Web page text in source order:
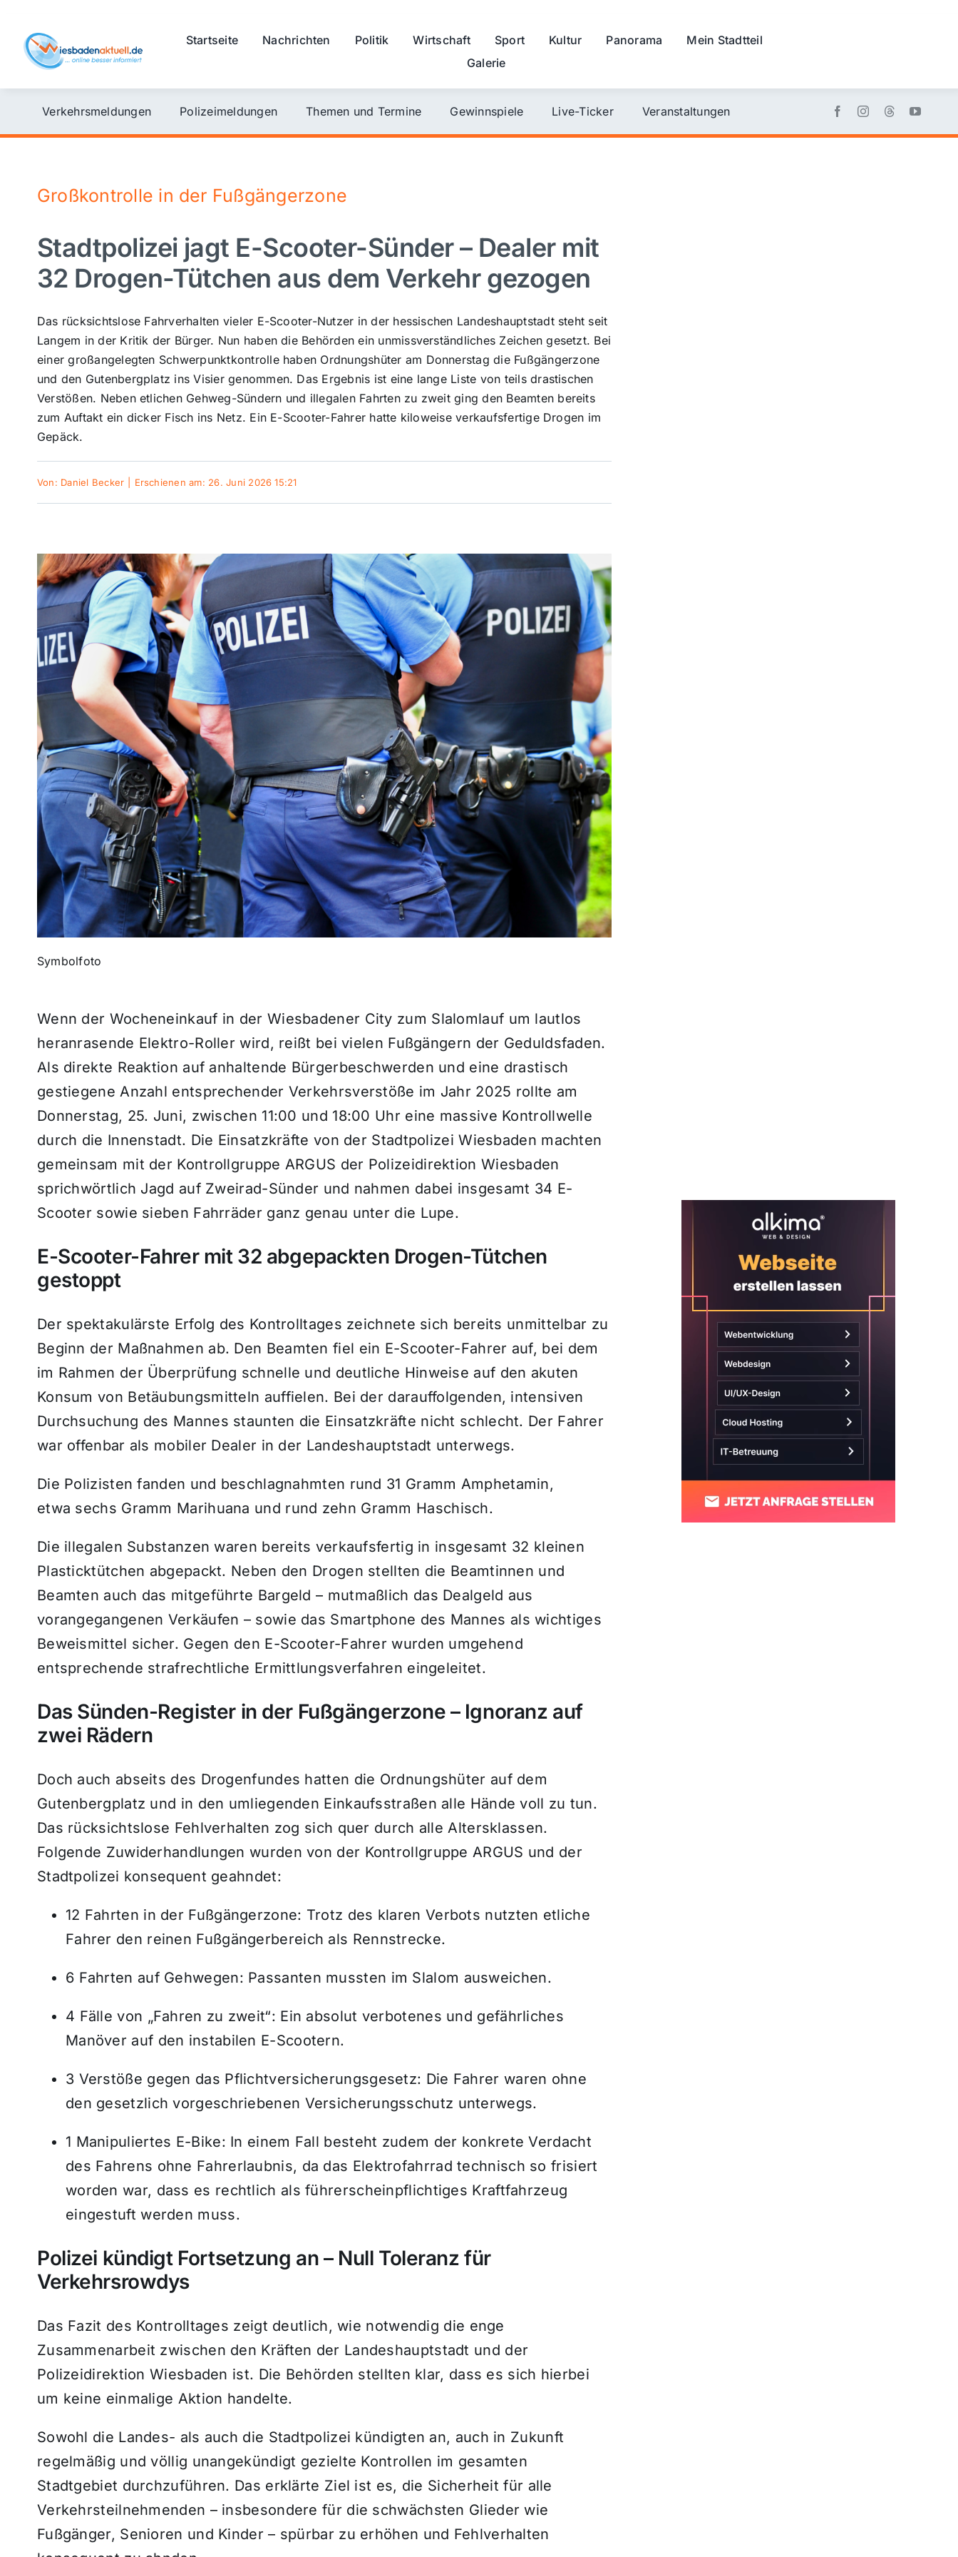
content
Startseite Nachrichten Politik Wirtschaft Sport Kultur Panorama
Mein Stadtteil
Galerie
Verkehrsmeldungen Polizeimeldungen Themen und Termine Gewinnspiele Live-Ticker Veranstaltungen
Großkontrolle in der Fußgängerzone
Stadtpolizei jagt E-Scooter-Sünder – Dealer mit
32 Drogen-Tütchen aus dem Verkehr gezogen
Das rücksichtslose Fahrverhalten vieler E-Scooter-Nutzer in der hessischen Landeshauptstadt steht seit
Langem in der Kritik der Bürger. Nun haben die Behörden ein unmissverständliches Zeichen gesetzt. Bei
einer großangelegten Schwerpunktkontrolle haben Ordnungshüter am Donnerstag die Fußgängerzone
und den Gutenbergplatz ins Visier genommen. Das Ergebnis ist eine lange Liste von teils drastischen
Verstößen. Neben etlichen Gehweg-Sündern und illegalen Fahrten zu zweit ging den Beamten bereits
zum Auftakt ein dicker Fisch ins Netz. Ein E-Scooter-Fahrer hatte kiloweise verkaufsfertige Drogen im
Gepäck.
Von: Daniel Becker Erschienen am: 26. Juni 2026 15:21
Symbolfoto
Wenn der Wocheneinkauf in der Wiesbadener City zum Slalomlauf um lautlos
heranrasende Elektro-Roller wird, reißt bei vielen Fußgängern der Geduldsfaden.
Als direkte Reaktion auf anhaltende Bürgerbeschwerden und eine drastisch
gestiegene Anzahl entsprechender Verkehrsverstöße im Jahr 2025 rollte am
Donnerstag, 25. Juni, zwischen 11:00 und 18:00 Uhr eine massive Kontrollwelle
durch die Innenstadt. Die Einsatzkräfte von der Stadtpolizei Wiesbaden machten
gemeinsam mit der Kontrollgruppe ARGUS der Polizeidirektion Wiesbaden
sprichwörtlich Jagd auf Zweirad-Sünder und nahmen dabei insgesamt 34 E-
Scooter sowie sieben Fahrräder ganz genau unter die Lupe.
E-Scooter-Fahrer mit 32 abgepackten Drogen-Tütchen
gestoppt
Der spektakulärste Erfolg des Kontrolltages zeichnete sich bereits unmittelbar zu
Beginn der Maßnahmen ab. Den Beamten fiel ein E-Scooter-Fahrer auf, bei dem
im Rahmen der Überprüfung schnelle und deutliche Hinweise auf den akuten
Konsum von Betäubungsmitteln auffielen. Bei der darauffolgenden, intensiven
Durchsuchung des Mannes staunten die Einsatzkräfte nicht schlecht. Der Fahrer
war offenbar als mobiler Dealer in der Landeshauptstadt unterwegs.
Die Polizisten fanden und beschlagnahmten rund 31 Gramm Amphetamin,
etwa sechs Gramm Marihuana und rund zehn Gramm Haschisch.
Die illegalen Substanzen waren bereits verkaufsfertig in insgesamt 32 kleinen
Plasticktütchen abgepackt. Neben den Drogen stellten die Beamtinnen und
Beamten auch das mitgeführte Bargeld – mutmaßlich das Dealgeld aus
vorangegangenen Verkäufen – sowie das Smartphone des Mannes als wichtiges
Beweismittel sicher. Gegen den E-Scooter-Fahrer wurden umgehend
entsprechende strafrechtliche Ermittlungsverfahren eingeleitet.
Das Sünden-Register in der Fußgängerzone – Ignoranz auf
zwei Rädern
Doch auch abseits des Drogenfundes hatten die Ordnungshüter auf dem
Gutenbergplatz und in den umliegenden Einkaufsstraßen alle Hände voll zu tun.
Das rücksichtslose Fehlverhalten zog sich quer durch alle Altersklassen.
Folgende Zuwiderhandlungen wurden von der Kontrollgruppe ARGUS und der
Stadtpolizei konsequent geahndet:
12 Fahrten in der Fußgängerzone: Trotz des klaren Verbots nutzten etliche
Fahrer den reinen Fußgängerbereich als Rennstrecke.
6 Fahrten auf Gehwegen: Passanten mussten im Slalom ausweichen.
4 Fälle von „Fahren zu zweit“: Ein absolut verbotenes und gefährliches
Manöver auf den instabilen E-Scootern.
3 Verstöße gegen das Pflichtversicherungsgesetz: Die Fahrer waren ohne
den gesetzlich vorgeschriebenen Versicherungsschutz unterwegs.
1 Manipuliertes E-Bike: In einem Fall besteht zudem der konkrete Verdacht
des Fahrens ohne Fahrerlaubnis, da das Elektrofahrrad technisch so frisiert
worden war, dass es rechtlich als führerscheinpflichtiges Kraftfahrzeug
eingestuft werden muss.
Polizei kündigt Fortsetzung an – Null Toleranz für
Verkehrsrowdys
Das Fazit des Kontrolltages zeigt deutlich, wie notwendig die enge
Zusammenarbeit zwischen den Kräften der Landeshauptstadt und der
Polizeidirektion Wiesbaden ist. Die Behörden stellten klar, dass es sich hierbei
um keine einmalige Aktion handelte.
Sowohl die Landes- als auch die Stadtpolizei kündigten an, auch in Zukunft
regelmäßig und völlig unangekündigt gezielte Kontrollen im gesamten
Stadtgebiet durchzuführen. Das erklärte Ziel ist es, die Sicherheit für alle
Verkehrsteilnehmenden – insbesondere für die schwächsten Glieder wie
Fußgänger, Senioren und Kinder – spürbar zu erhöhen und Fehlverhalten